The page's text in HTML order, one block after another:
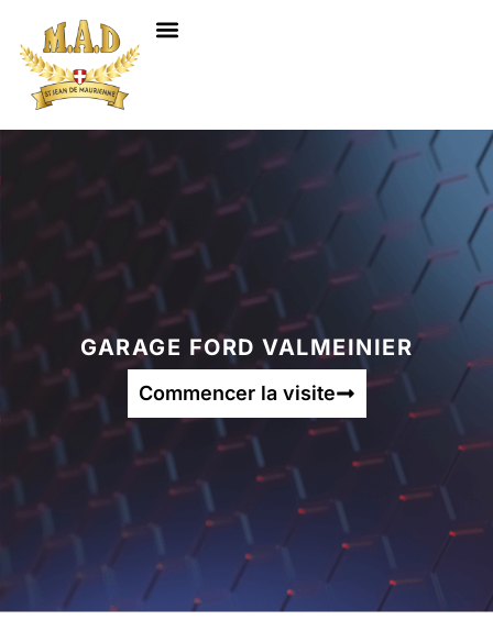
GARAGE FORD VALMEINIER
Commencer la visite